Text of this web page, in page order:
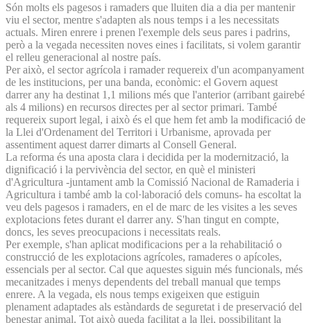
Són molts els pagesos i ramaders que lluiten dia a dia per mantenir
viu el sector, mentre s'adapten als nous temps i a les necessitats
actuals. Miren enrere i prenen l'exemple dels seus pares i padrins,
però a la vegada necessiten noves eines i facilitats, si volem garantir
el relleu generacional al nostre país.
Per això, el sector agrícola i ramader requereix d'un acompanyament
de les institucions, per una banda, econòmic: el Govern aquest
darrer any ha destinat 1,1 milions més que l'anterior (arribant gairebé
als 4 milions) en recursos directes per al sector primari. També
requereix suport legal, i això és el que hem fet amb la modificació de
la Llei d'Ordenament del Territori i Urbanisme, aprovada per
assentiment aquest darrer dimarts al Consell General.
La reforma és una aposta clara i decidida per la modernització, la
dignificació i la pervivència del sector, en què el ministeri
d'Agricultura -juntament amb la Comissió Nacional de Ramaderia i
Agricultura i també amb la col·laboració dels comuns- ha escoltat la
veu dels pagesos i ramaders, en el de marc de les visites a les seves
explotacions fetes durant el darrer any. S'han tingut en compte,
doncs, les seves preocupacions i necessitats reals.
Per exemple, s'han aplicat modificacions per a la rehabilitació o
construcció de les explotacions agrícoles, ramaderes o apícoles,
essencials per al sector. Cal que aquestes siguin més funcionals, més
mecanitzades i menys dependents del treball manual que temps
enrere. A la vegada, els nous temps exigeixen que estiguin
plenament adaptades als estàndards de seguretat i de preservació del
benestar animal. Tot això queda facilitat a la llei, possibilitant la